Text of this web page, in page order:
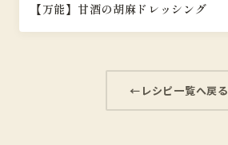
【万能】甘酒の胡麻ドレッシング
レシピ一覧へ戻る